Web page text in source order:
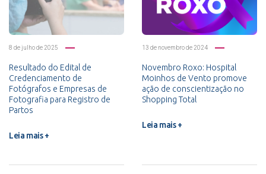
8 de julho de 2025
Resultado do Edital de
Credenciamento de
Fotógrafos e Empresas de
Fotografia para Registro de
Partos
Leia mais +
13 de novembro de 2024
Novembro Roxo: Hospital
Moinhos de Vento promove
ação de conscientização no
Shopping Total
Leia mais +